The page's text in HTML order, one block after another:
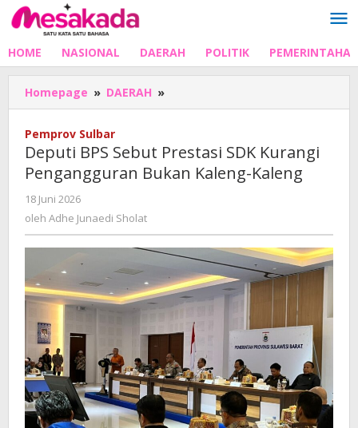
Lewati
ke
HOME NASIONAL DAERAH POLITIK
Homepage » DAERAH »
BPS
SDK
Kurangi
Pemprov Sulbar
Deputi BPS Sebut Prestasi SDK Kurangi
Pengangguran Bukan Kaleng-Kaleng
18 Juni 2026
Adhe
oleh Adhe Junaedi Sholat